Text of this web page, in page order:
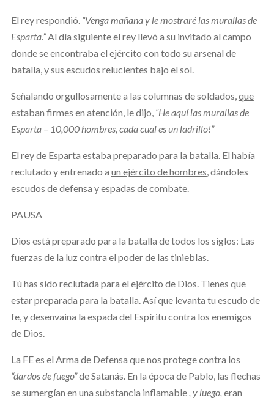
El rey respondió. “Venga mañana y le mostraré las murallas de
Esparta.”Al día siguiente el rey llevó a su invitado al campo
donde se encontraba el ejército con todo su arsenal de
batalla, y sus escudos relucientes bajo el sol.
Señalando orgullosamente a las columnas de soldados,que
estaban firmes en atención, le dijo, “He aquí las murallas de
Esparta – 10,000 hombres, cada cual es un ladrillo!”
El rey de Esparta estaba preparado para la batalla. El había
reclutado y entrenado a un ejército de hombres, dándoles
escudos de defensa yespadas de combate.
PAUSA
Dios está preparado para la batalla de todos los siglos: Las
fuerzas de la luz contra el poder de las tinieblas.
Tú has sido reclutada para el ejército de Dios. Tienes que
estar preparada para la batalla. Así que levanta tu escudo de
fe, y desenvaina la espada del Espíritu contra los enemigos
de Dios.
La FE es el Arma de Defensa que nos protege contra los
“dardos de fuego”de Satanás. En la época de Pablo, las flechas
se sumergían en una substancia inflamable, y luego, eran